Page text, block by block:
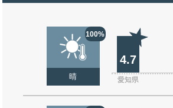
100%
晴
4.7
愛知県